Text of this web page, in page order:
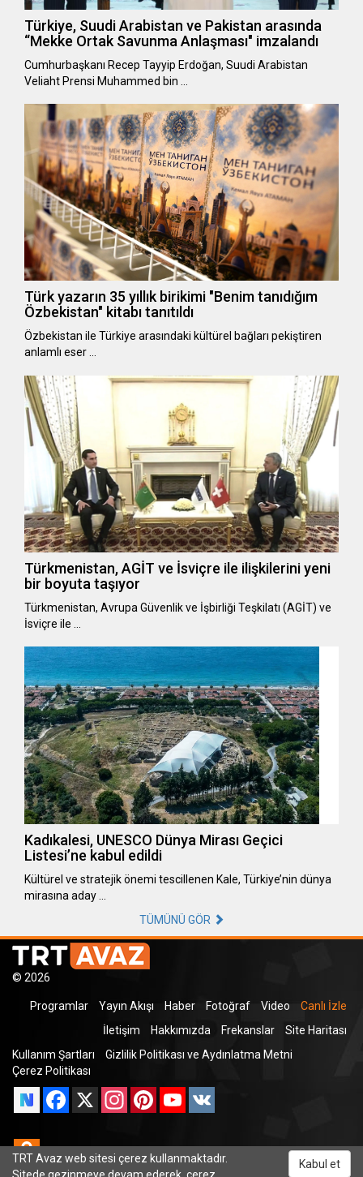
Türkiye, Suudi Arabistan ve Pakistan arasında
“Mekke Ortak Savunma Anlaşması" imzalandı
Cumhurbaşkanı Recep Tayyip Erdoğan, Suudi Arabistan
Veliaht Prensi Muhammed bin …
Türk yazarın 35 yıllık birikimi "Benim tanıdığım
Özbekistan" kitabı tanıtıldı
Özbekistan ile Türkiye arasındaki kültürel bağları pekiştiren
anlamlı eser …
Türkmenistan, AGİT ve İsviçre ile ilişkilerini yeni
bir boyuta taşıyor
Türkmenistan, Avrupa Güvenlik ve İşbirliği Teşkilatı (AGİT) ve
İsviçre ile …
Kadıkalesi, UNESCO Dünya Mirası Geçici
Listesi’ne kabul edildi
Kültürel ve stratejik önemi tescillenen Kale, Türkiye’nin dünya
mirasına aday …
TÜMÜNÜ GÖR
© 2026
Programlar Yayın Akışı Haber Fotoğraf Video
Canlı İzle
İletişim
Hakkımızda Frekanslar
Site Haritası
Kullanım Şartları
Gizlilik Politikası ve Aydınlatma Metni
Çerez Politikası
Facebook
X InstagramPinterestYouTube
Odnoklassniki
TRT Avaz web sitesi çerez kullanmaktadır.
Sitede gezinmeye devam ederek, çerez
Kabul et